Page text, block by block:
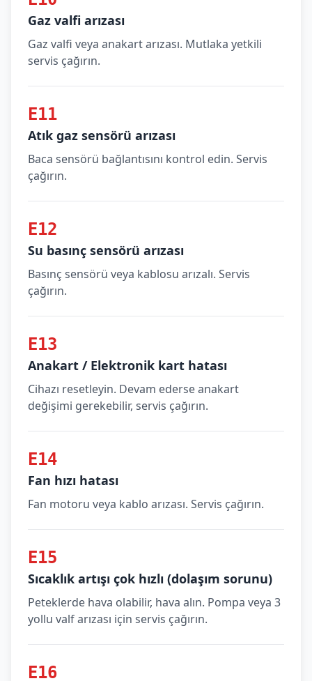
Gaz valfi arızası
Gaz valfi veya anakart arızası. Mutlaka yetkili
servis çağırın.
E11
Atık gaz sensörü arızası
Baca sensörü bağlantısını kontrol edin. Servis
çağırın.
E12
Su basınç sensörü arızası
Basınç sensörü veya kablosu arızalı. Servis
çağırın.
E13
Anakart / Elektronik kart hatası
Cihazı resetleyin. Devam ederse anakart
değişimi gerekebilir, servis çağırın.
E14
Fan hızı hatası
Fan motoru veya kablo arızası. Servis çağırın.
E15
Sıcaklık artışı çok hızlı (dolaşım sorunu)
Peteklerde hava olabilir, hava alın. Pompa veya 3
yollu valf arızası için servis çağırın.
E16